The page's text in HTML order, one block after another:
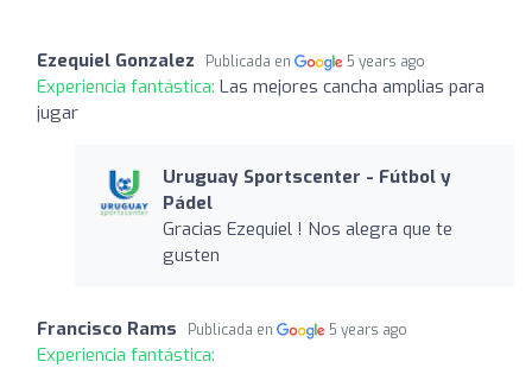
Ezequiel Gonzalez Publicada en 5 years ago
Experiencia fantástica: Las mejores cancha amplias para
jugar
Uruguay Sportscenter - Fútbol y
Pádel
Gracias Ezequiel ! Nos alegra que te
gusten
Francisco Rams Publicada en 5 years ago
Experiencia fantástica: